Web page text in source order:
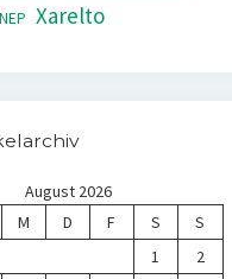
Xarelto
August 2026
M D F S
S
1
2